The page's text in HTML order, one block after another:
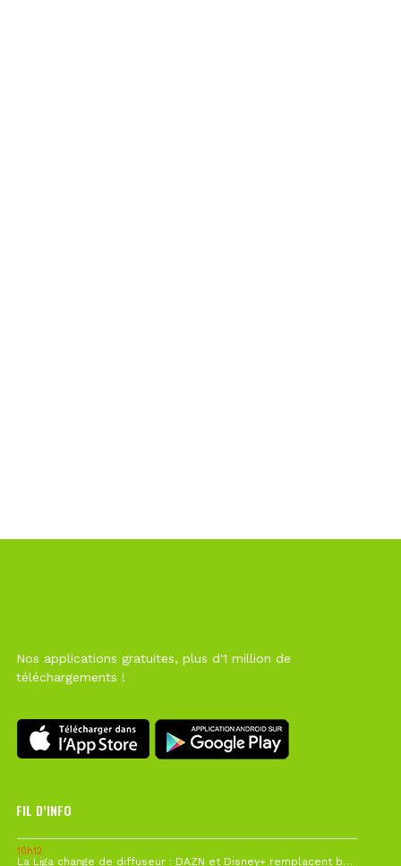
Nos applications gratuites, plus d'1 million de
téléchargements !
FIL D’INFO
10h12
La Liga change de diffuseur : DAZN et Disney+ remplacent beIN Sports !